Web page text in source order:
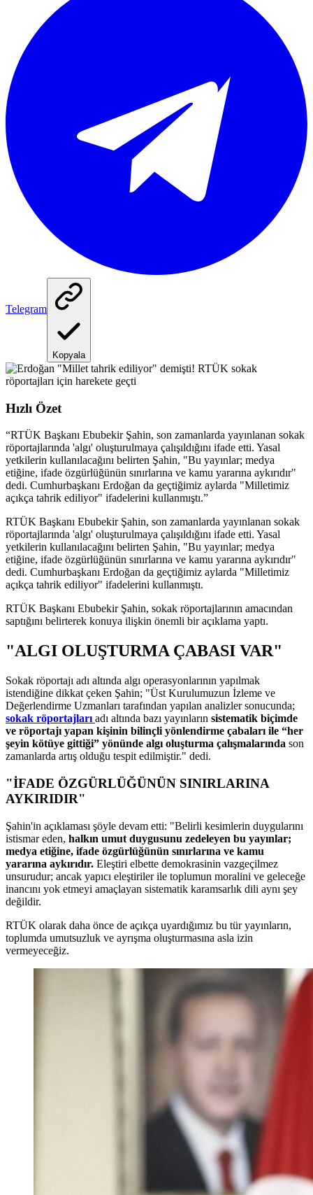
Telegram
Kopyala
Hızlı Özet
“RTÜK Başkanı Ebubekir Şahin, son zamanlarda yayınlanan sokak
röportajlarında 'algı' oluşturulmaya çalışıldığını ifade etti. Yasal
yetkilerin kullanılacağını belirten Şahin, "Bu yayınlar; medya
etiğine, ifade özgürlüğünün sınırlarına ve kamu yararına aykırıdır"
dedi. Cumhurbaşkanı Erdoğan da geçtiğimiz aylarda "Milletimiz
açıkça tahrik ediliyor" ifadelerini kullanmıştı.”
RTÜK Başkanı Ebubekir Şahin, son zamanlarda yayınlanan sokak
röportajlarında 'algı' oluşturulmaya çalışıldığını ifade etti. Yasal
yetkilerin kullanılacağını belirten Şahin, "Bu yayınlar; medya
etiğine, ifade özgürlüğünün sınırlarına ve kamu yararına aykırıdır"
dedi. Cumhurbaşkanı Erdoğan da geçtiğimiz aylarda "Milletimiz
açıkça tahrik ediliyor" ifadelerini kullanmıştı.
RTÜK Başkanı Ebubekir Şahin, sokak röportajlarının amacından
saptığını belirterek konuya ilişkin önemli bir açıklama yaptı.
"ALGI OLUŞTURMA ÇABASI VAR"
Sokak röportajı adı altında algı operasyonlarının yapılmak
istendiğine dikkat çeken Şahin; "Üst Kurulumuzun İzleme ve
Değerlendirme Uzmanları tarafından yapılan analizler sonucunda;
sokak röportajları adı altında bazı yayınların sistematik biçimde
ve röportajı yapan kişinin bilinçli yönlendirme çabaları ile “her
şeyin kötüye gittiği” yönünde algı oluşturma çalışmalarında son
zamanlarda artış olduğu tespit edilmiştir." dedi.
"İFADE ÖZGÜRLÜĞÜNÜN SINIRLARINA
AYKIRIDIR"
Şahin'in açıklaması şöyle devam etti: "Belirli kesimlerin duygularını
istismar eden, halkın umut duygusunu zedeleyen bu yayınlar;
medya etiğine, ifade özgürlüğünün sınırlarına ve kamu
yararına aykırıdır. Eleştiri elbette demokrasinin vazgeçilmez
unsurudur; ancak yapıcı eleştiriler ile toplumun moralini ve geleceğe
inancını yok etmeyi amaçlayan sistematik karamsarlık dili aynı şey
değildir.
RTÜK olarak daha önce de açıkça uyardığımız bu tür yayınların,
toplumda umutsuzluk ve ayrışma oluşturmasına asla izin
vermeyeceğiz.